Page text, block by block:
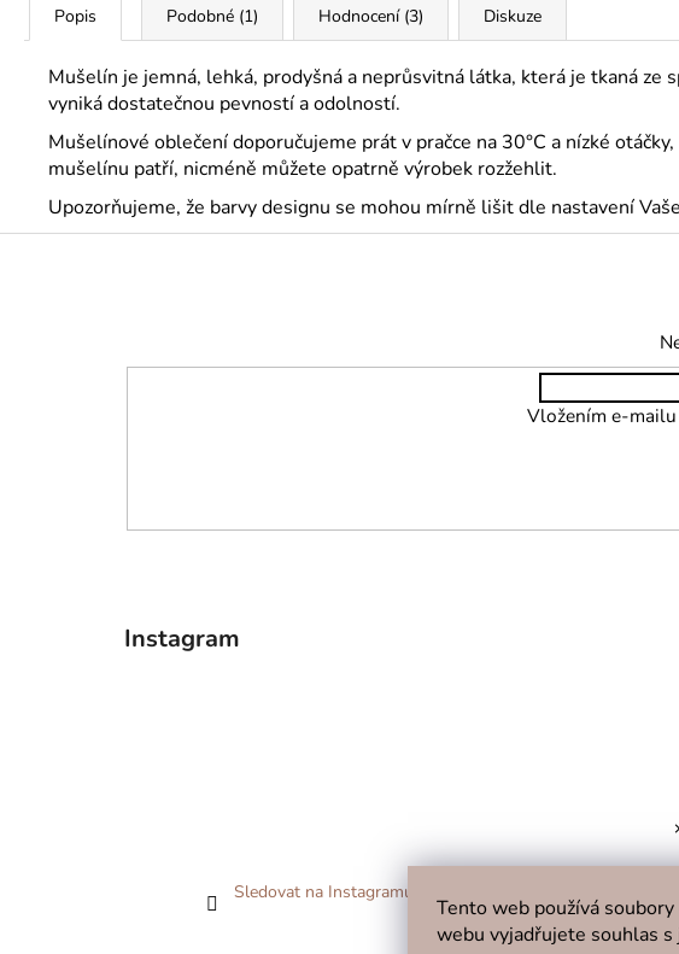
Tento web používá
webu vyjadřujete souhlas
Popis Podobné (1) Hodnocení (3) Diskuze
Mušelín je jemná, lehká, prodyšná a neprůsvitná látka, která je tkaná
vyniká dostatečnou pevností a odolností.
Mušelínové oblečení doporučujeme prát v pračce na 30°C a nízké
mušelínu patří, nicméně můžete opatrně výrobek rozžehlit.
Upozorňujeme, že barvy designu se mohou mírně lišit dle nastavení
Vložením e-
Instagram
Sledovat na Instagramu